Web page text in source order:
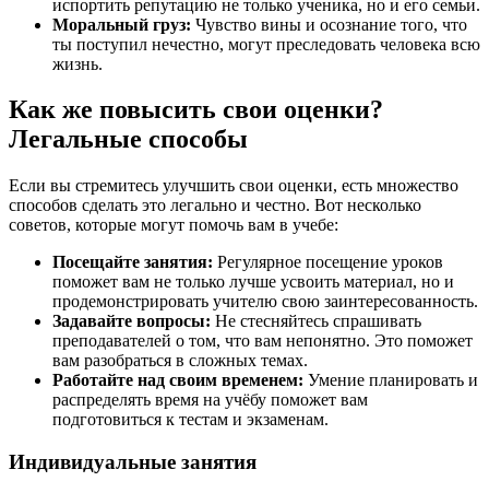
испортить репутацию не только ученика, но и его семьи.
Моральный груз: Чувство вины и осознание того, что
ты поступил нечестно, могут преследовать человека всю
жизнь.
Как же повысить свои оценки?
Легальные способы
Если вы стремитесь улучшить свои оценки, есть множество
способов сделать это легально и честно. Вот несколько
советов, которые могут помочь вам в учебе:
Посещайте занятия: Регулярное посещение уроков
поможет вам не только лучше усвоить материал, но и
продемонстрировать учителю свою заинтересованность.
Задавайте вопросы: Не стесняйтесь спрашивать
преподавателей о том, что вам непонятно. Это поможет
вам разобраться в сложных темах.
Работайте над своим временем: Умение планировать и
распределять время на учёбу поможет вам
подготовиться к тестам и экзаменам.
Индивидуальные занятия